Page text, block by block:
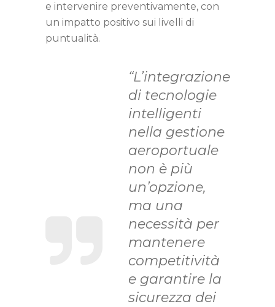
e intervenire preventivamente, con
un impatto positivo sui livelli di
puntualità.
“L’integrazione
di tecnologie
intelligenti
nella gestione
aeroportuale
non è più
un’opzione,
ma una
necessità per
mantenere
competitività
e garantire la
sicurezza dei